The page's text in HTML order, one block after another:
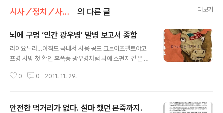
시사／정치／사회/행사／취재 의 다른 글 더보기
뇌에 구멍 ‘인간 광우병’ 발병 보고서 종합
라이요두라…아직도 국내서 사용 공포 크로이츠펠트야코
프병 사망 첫 확인 후폭풍 광우병처럼 뇌에 스펀지 같은 구
에서 처음 학계에 보고된 의인성 크로이츠펠트-야콥병(iC
권준욱 질병관리본부 감염병센터장은 "문제가 된 제품 '라
0 0 2011. 11. 29.
안전한 먹거리가 없다. 설마 했던 본죽까지.